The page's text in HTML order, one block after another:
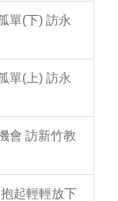
單(下) 訪永
單(上) 訪永
會 訪新竹教
起輕輕放下